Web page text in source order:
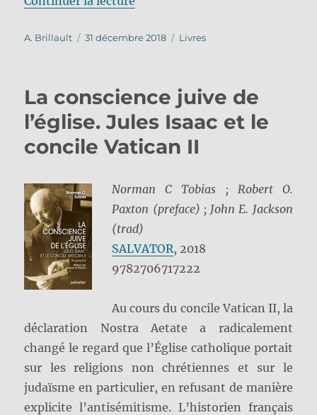
Auteur
A. Brillault
Publié
31 décembre 2018 Catégories
Livres
La conscience juive de
l’église. Jules Isaac et le
concile Vatican II
Norman C Tobias ; Robert O.
Paxton (preface) ; John E. Jackson
(trad)
SALVATOR, 2018
9782706717222
Au cours du concile Vatican II, la
déclaration Nostra Aetate a radicalement
changé le regard que l’Église catholique portait
sur les religions non chrétiennes et sur le
judaïsme en particulier, en refusant de manière
explicite l’antisémitisme. L’historien français